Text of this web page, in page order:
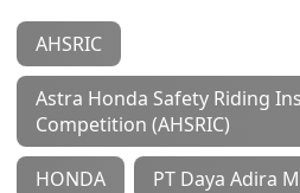
AHSRIC
Astra Honda Safety Riding
Competition (AHSRIC)
HONDA PT Daya Adira